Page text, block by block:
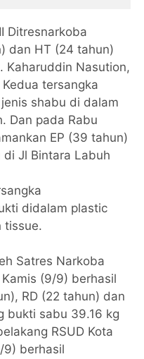
Ditresnarkoba
dan HT (24 tahun)
Kaharuddin Nasution,
tersangka
shabu di dalam
Dan pada Rabu
EP (39 tahun)
Jl Bintara Labuh
didalam plastic
tissue.
Satres Narkoba
(9/9) berhasil
RD (22 tahun) dan
bukti sabu 39.16 kg
RSUD Kota
9) berhasil